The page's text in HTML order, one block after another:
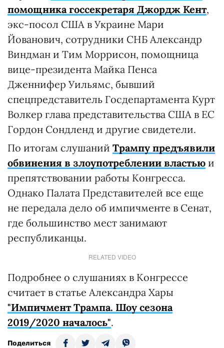
помощника госсекретаря Джордж Кент,
экс-посол США в Украине Мари
Йованович, сотрудники СНБ Александр
Виндман и Тим Моррисон, помощница
вице-президента Майка Пенса
Дженнифер Уильямс, бывший
спецпредставитель Госдепартамента Курт
Волкер глава представительства США в ЕС
Гордон Сондленд и другие свидетели.
По итогам слушаний Трампу предъявили
обвинения в злоупотреблении властью и
препятствовании работы Конгресса.
Однако Палата Представителей все еще
не передала дело об импичменте в Сенат,
где большинство мест занимают
республиканцы.
RELATED VIDEO
Подробнее о слушаниях в Конгрессе
считает в статье Александра Хары
"Импичмент Трампа. Шоу сезона
2019/2020 началось".
Поделиться